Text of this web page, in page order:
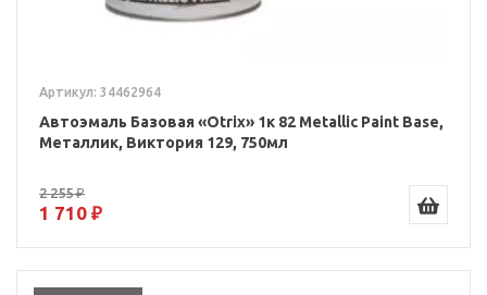
Артикул: 34462964
Автоэмаль Базовая «Otrix» 1к 82 Metallic Paint Base,
Металлик, Виктория 129, 750мл
2 255 ₽
1 710 ₽